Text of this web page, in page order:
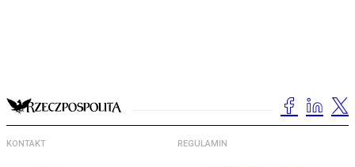
KONTAKT REGULAMIN